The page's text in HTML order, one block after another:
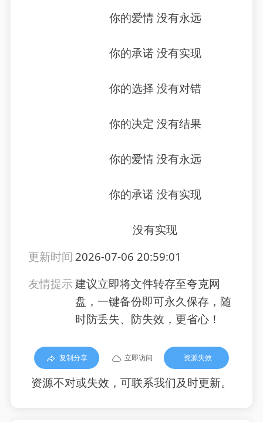
你的爱情 没有永远
你的承诺 没有实现
你的选择 没有对错
你的决定 没有结果
你的爱情 没有永远
你的承诺 没有实现
没有实现
更新时间 2026-07-06 20:59:01
友情提示建议立即将文件转存至夸克网
盘，一键备份即可永久保存，随
时防丢失、防失效，更省心！
复制分享 立即访问 资源失效
资源不对或失效，可联系我们及时更新。